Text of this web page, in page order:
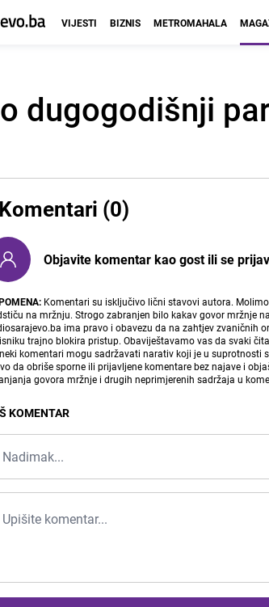
VIJESTI BIZNIS METROMAHALA
dugogodišnji
Komentari (0)
Objavite komentar kao gost ili se
Komentari su isključivo lični stavovi autora.
na mržnju. Strogo zabranjen bilo kakav govor mržnje
ima pravo i obavezu da na zahtjev zvaničnih
trajno blokira pristup. Obaviještavamo vas da svaki
komentari mogu sadržavati narativ koji je u
da obriše sporne ili prijavljene komentare bez najave i
govora mržnje i drugih neprimjerenih sadržaja u
KOMENTAR